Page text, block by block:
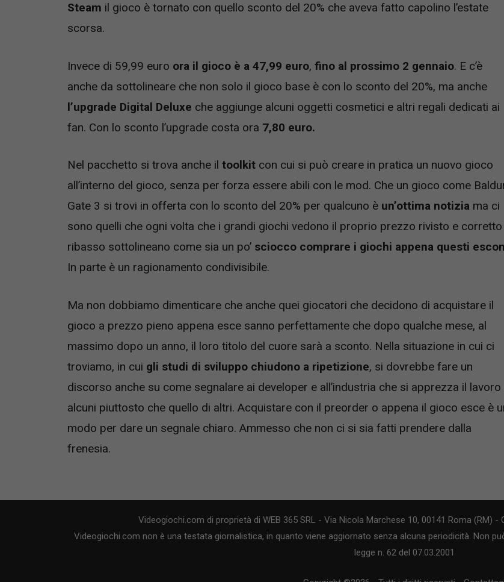
Steam il gioco è tornato con quello sconto del 20% che aveva fatto capolino l’estate
scorsa.
Invece di 59,99 euro ora il gioco è a 47,99 euro, fino al prossimo 2 gennaio. E c’è
anche da sottolineare che non solo il gioco base è con lo sconto del 20%, ma anche
l’upgrade Digital Deluxe che aggiunge alcuni oggetti cosmetici e altri regali dedicati ai
fan. Con lo sconto l’upgrade costa ora 7,80 euro.
Nel pacchetto si trova anche il toolkit con cui si può creare in pratica un nuovo gioco
all’interno del gioco, senza per forza essere abili con le mod. Che un gioco come
Gate 3 si trovi in offerta con lo sconto del 20% per qualcuno è un’ottima notizia ma ci
sono quelli che ogni volta che i grandi giochi vedono il proprio prezzo rivisto e corretto
ribasso sottolineano come sia un po’ sciocco comprare i giochi appena questi
In parte è un ragionamento condivisibile.
Ma non dobbiamo dimenticare che anche quei giocatori che decidono di acquistare il
gioco a prezzo pieno appena esce sanno perfettamente che dopo qualche mese, al
massimo dopo un anno, il loro titolo del cuore sarà a sconto. Nella situazione in cui ci
troviamo, in cui gli studi di sviluppo chiudono a ripetizione, si dovrebbe fare un
discorso anche su come segnalare ai developer e all’industria che si apprezza il lavoro
alcuni piuttosto che quello di altri. Acquistare con il preorder o appena il gioco esce è
modo per dare un segnale chiaro. Ammesso che non ci si sia fatti prendere dalla
frenesia.
Videogiochi.com di proprietà di WEB 365 SRL - Via Nicola Marchese 10, 00141 Roma (RM) -
Videogiochi.com non è una testata giornalistica, in quanto viene aggiornato senza alcuna periodicità. Non
legge n. 62 del 07.03.2001